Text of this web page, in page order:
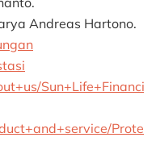
Andreas Hartono.